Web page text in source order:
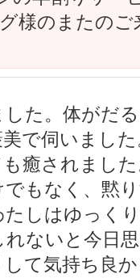
様のまたの
た。体がだ
で伺いまし
癒されまし
もなく、黙
しはゆっく
ないと今日
て気持ち良